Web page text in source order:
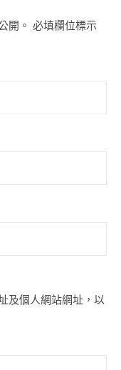
開。 必填欄位標示
及個人網站網址，以